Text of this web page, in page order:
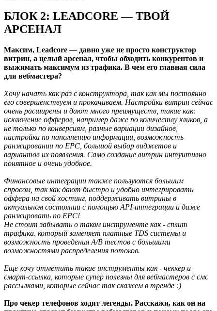
БЛОК 2: LEADCORE — ТВОЙ
АРСЕНАЛ
Максим, Leadcore — давно уже не просто конструктор
витрин, а целый арсенал, чтобы обходить конкурентов и
выжимать максимум из трафика. В чем его главная сила
для вебмастера?
Хочу начать как раз с конструктора, так как мы постоянно
его совершенствуем и прокачиваем. Настройки витрин сейчас
очень расширены и дают много преимуществ, такие как:
исключение офферов, например даже по количеству кликов, а
не только по конверсиям, разные вариации дизайнов,
настройки по наполнению информации, возможность
ранжировании по EPC, большой выбор виджетов и
вариантов их появления. Само создание витрин интуитивно
понятное и очень удобное.
Финансовые интеграции также пользуются большим
спросом, так как дают быстро и удобно интегрировать
оффера на свой хостинг, поддерживать витрины в
актуальном состоянии с помощью API-интеграции и даже
ранжировать по ЕРС!
Не стоит забывать о таком инструменте как - сплит
трафика, который заменяет платные TDS системы и
возможность проведения A/B тестов с большими
возможностями распределения потоков.
Еще хочу отметить такие инструменты как - чеккер и
смарт-ссылка, которые супер полезны для вебмастеров с смс
рассылками, которые сейчас так скажем в тренде :)
Про чекер телефонов ходят легенды. Расскажи, как он на